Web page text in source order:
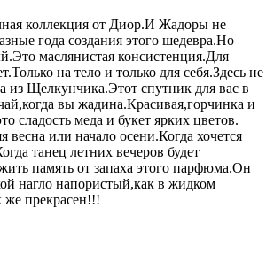
коллекция от Диор.И Жадоры не
года создания этого шедевра.Но
маслянистая консистенция.Для
на тело и только для себя.Здесь не
из Щелкунчика.Этот спутник для вас в
вы жадина.Красивая,горчинка и
сладость меда и букет ярких цветов.
весна или начало осени.Когда хочется
танец летних вечеров будет
память от запаха этого парфюма.Он
нагло напористый,как в жидком
же прекрасен!!!